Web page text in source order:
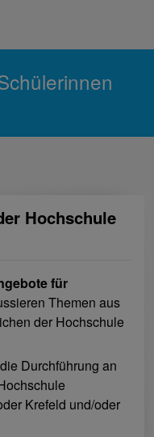
Hochschule
für
Themen aus
der Hochschule
Durchführung an
Krefeld und/oder